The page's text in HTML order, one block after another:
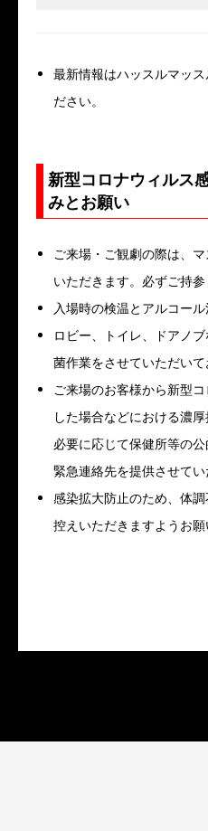
最新情報はハッスルマッ
ださい。
新型コロナウィルス
みとお願い
ご来場・ご観劇の際は、
いただきます。必ずご持参
入場時の検温とアルコール
ロビー、トイレ、ドアノ
菌作業をさせていただいて
ご来場のお客様から新型
した場合などにおける濃
必要に応じて保健所等の
緊急連絡先を提供させてい
感染拡大防止のため、体
控えいただきますようお願